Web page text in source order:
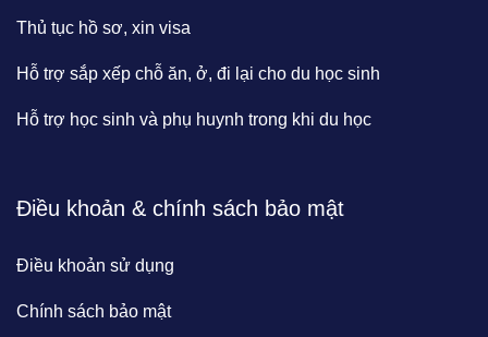
Thủ tục hồ sơ, xin visa
Hỗ trợ sắp xếp chỗ ăn, ở, đi lại cho du học sinh
Hỗ trợ học sinh và phụ huynh trong khi du học
Điều khoản & chính sách bảo mật
Điều khoản sử dụng
Chính sách bảo mật